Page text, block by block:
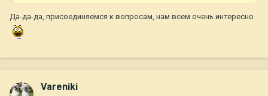
Да-да-да, присоединяемся к вопросам, нам всем очень интересно
Vareniki